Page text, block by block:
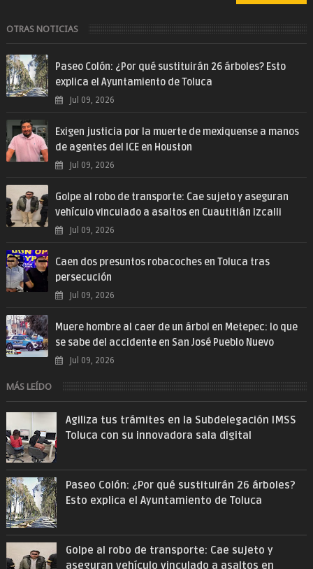
OTRAS NOTICIAS
Paseo Colón: ¿Por qué sustituirán 26 árboles? Esto
explica el Ayuntamiento de Toluca
Jul 09, 2026
Exigen justicia por la muerte de mexiquense a manos
de agentes del ICE en Houston
Jul 09, 2026
Golpe al robo de transporte: Cae sujeto y aseguran
vehículo vinculado a asaltos en Cuautitlán Izcalli
Jul 09, 2026
Caen dos presuntos robacoches en Toluca tras
persecución
Jul 09, 2026
Muere hombre al caer de un árbol en Metepec: lo que
se sabe del accidente en San José Pueblo Nuevo
Jul 09, 2026
MÁS LEÍDO
Agiliza tus trámites en la Subdelegación IMSS
Toluca con su innovadora sala digital
Paseo Colón: ¿Por qué sustituirán 26 árboles?
Esto explica el Ayuntamiento de Toluca
Golpe al robo de transporte: Cae sujeto y
aseguran vehículo vinculado a asaltos en